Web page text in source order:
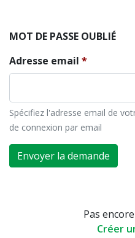
MOT DE PASSE OUBLIÉ
Adresse email
Spécifiez l'adresse email de
de connexion par email
Envoyer la demande
Pas
Créer